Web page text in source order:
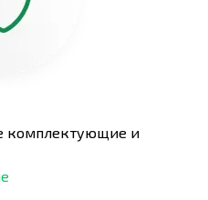
комплектующие и